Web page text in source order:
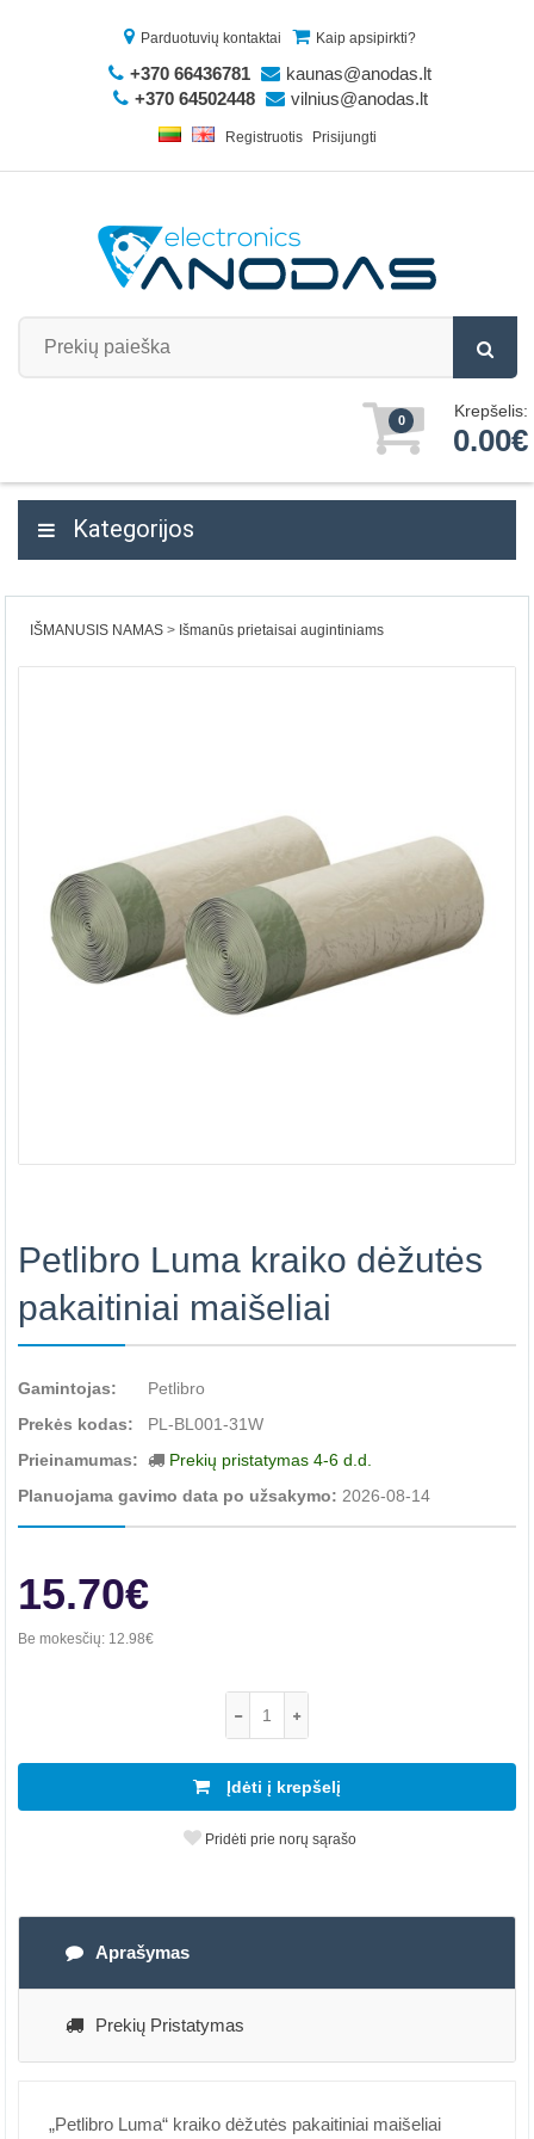
Parduotuvių kontaktai Kaip apsipirkti?
+370 66436781
kaunas@anodas.lt
+370 64502448
vilnius@anodas.lt
Registruotis Prisijungti
0 Krepšelis:
0.00€
Kategorijos
IŠMANUSIS NAMAS Išmanūs prietaisai augintiniams
Petlibro Luma kraiko dėžutės
pakaitiniai maišeliai
Gamintojas:
Petlibro
Prekės kodas:
PL-BL001-31W
Prieinamumas:
Prekių pristatymas 4-6 d.d.
Planuojama gavimo data po užsakymo: 2026-08-14
15.70€
Be mokesčių: 12.98€
Įdėti į krepšelį
Pridėti prie norų sąrašo
Aprašymas
Prekių Pristatymas
„Petlibro Luma“ kraiko dėžutės pakaitiniai maišeliai